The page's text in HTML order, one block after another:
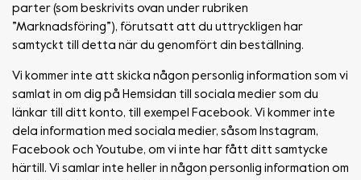
parter (som beskrivits ovan under rubriken
”Marknadsföring”), förutsatt att du uttryckligen har
samtyckt till detta när du genomfört din beställning.
Vi kommer inte att skicka någon personlig information som vi
samlat in om dig på Hemsidan till sociala medier som du
länkar till ditt konto, till exempel Facebook. Vi kommer inte
dela information med sociala medier, såsom Instagram,
Facebook och Youtube, om vi inte har fått ditt samtycke
härtill. Vi samlar inte heller in någon personlig information om